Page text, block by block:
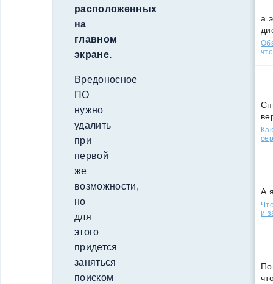
расположенных
на
главном
экране.
Вредоносное
ПО
нужно
удалить
при
первой
же
возможности,
но
для
этого
придется
заняться
поиском
а
А
и